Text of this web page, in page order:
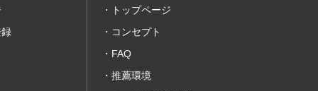
トップページ
コンセプト
FAQ
推薦環境